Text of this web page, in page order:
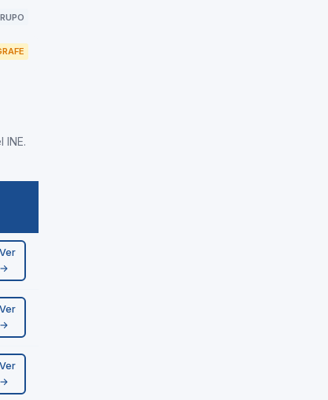
Ver
→
Ver
→
Ver
→